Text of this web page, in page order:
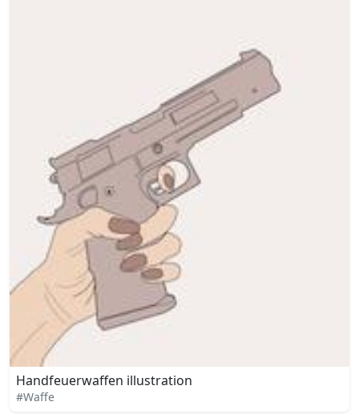
Handfeuerwaffen illustration
#Waffe